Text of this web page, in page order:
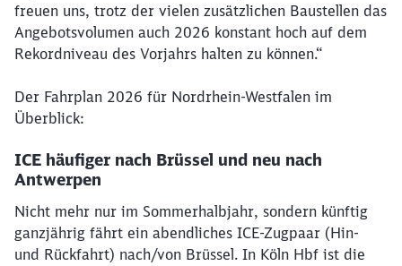
freuen uns, trotz der vielen zusätzlichen Baustellen das
Angebotsvolumen auch 2026 konstant hoch auf dem
Rekordniveau des Vorjahrs halten zu können.“
Der Fahrplan 2026 für Nordrhein-Westfalen im
Überblick:
ICE häufiger nach Brüssel und neu nach
Antwerpen
Nicht mehr nur im Sommerhalbjahr, sondern künftig
ganzjährig fährt ein abendliches ICE-Zugpaar (Hin-
und Rückfahrt) nach/von Brüssel. In Köln Hbf ist die